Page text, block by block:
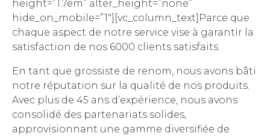
height=”1.7em” alter_height=”none”
hide_on_mobile=”1″][vc_column_text]Parce que
chaque aspect de notre service vise à garantir la
satisfaction de nos 6000 clients satisfaits.
En tant que grossiste de renom, nous avons bâti
notre réputation sur la qualité de nos produits.
Avec plus de 45 ans d’expérience, nous avons
consolidé des partenariats solides,
approvisionnant une gamme diversifiée de